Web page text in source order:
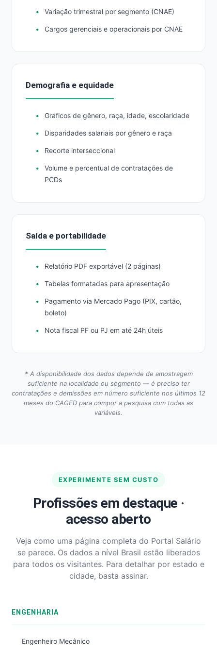
Variação trimestral por segmento (CNAE)
Cargos gerenciais e operacionais por CNAE
Demografia e equidade
Gráficos de gênero, raça, idade, escolaridade
Disparidades salariais por gênero e raça
Recorte interseccional
Volume e percentual de contratações de
PCDs
Saída e portabilidade
Relatório PDF exportável (2 páginas)
Tabelas formatadas para apresentação
Pagamento via Mercado Pago (PIX, cartão,
boleto)
Nota fiscal PF ou PJ em até 24h úteis
* A disponibilidade dos dados depende de amostragem
suficiente na localidade ou segmento — é preciso ter
contratações e demissões em número suficiente nos últimos 12
meses do CAGED para compor a pesquisa com todas as
variáveis.
EXPERIMENTE SEM CUSTO
Profissões em destaque ·
acesso aberto
Veja como uma página completa do Portal Salário
se parece. Os dados a nível Brasil estão liberados
para todos os visitantes. Para detalhar por estado e
cidade, basta assinar.
ENGENHARIA
Engenheiro Mecânico